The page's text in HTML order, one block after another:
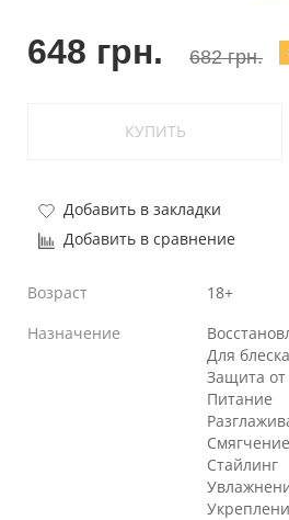
648 грн. 682 грн.
КУПИТЬ
Добавить в закладки
Добавить в сравнение
Возраст
18+
Назначение
Для блеска
Защита от
Питание
Смягчение
Стайлинг